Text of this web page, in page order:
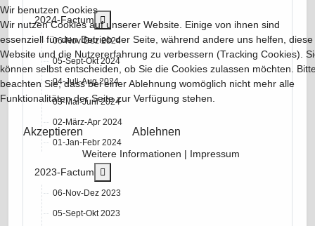
2024-Factum More about: 2024-Factum
06-Nov-Dez 2024
05-Sept-Okt 2024
04-Juli-Aug 2024
03-Mai-Juni 2024
02-März-Apr 2024
01-Jan-Febr 2024
2023-Factum
06-Nov-Dez 2023
05-Sept-Okt 2023
Wir benutzen Cookies
Wir nutzen Cookies auf unserer Website. Einige von ihnen sind
essenziell für den Betrieb der Seite, während andere uns helfen, diese
Website und die Nutzererfahrung zu verbessern (Tracking Cookies).
können selbst entscheiden, ob Sie die Cookies zulassen möchten.
beachten Sie, dass bei einer Ablehnung womöglich nicht mehr alle
Funktionalitäten der Seite zur Verfügung stehen.
Akzeptieren Ablehnen
Weitere Informationen | Impressum